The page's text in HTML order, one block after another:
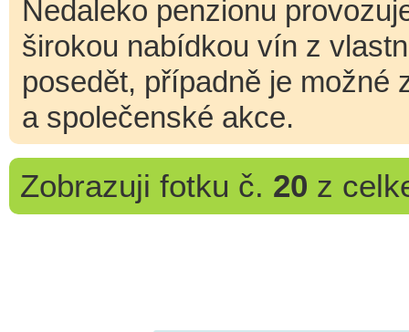
Nedaleko penzionu
širokou nabídkou vín z
posedět, případně je možné
a společenské akce.
Zobrazuji fotku č. 20 z